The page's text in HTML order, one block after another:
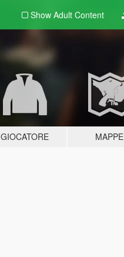
Show Adult Content
GIOCATORE MAPPE